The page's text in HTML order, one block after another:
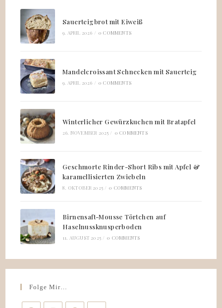
Sauerteigbrot mit Eiweiß
9. APRIL 2026 / 0 COMMENTS
Mandelcroissant Schnecken mit Sauerteig
9. APRIL 2026 / 0 COMMENTS
Winterlicher Gewürzkuchen mit Bratapfel
26. NOVEMBER 2025 / 0 COMMENTS
Geschmorte Rinder-Short Ribs mit Apfel &
karamellisierten Zwiebeln
8. OKTOBER 2025 / 0 COMMENTS
Birnensaft-Mousse Törtchen auf
Haselnussknusperboden
11. AUGUST 2025 / 0 COMMENTS
Folge Mir…